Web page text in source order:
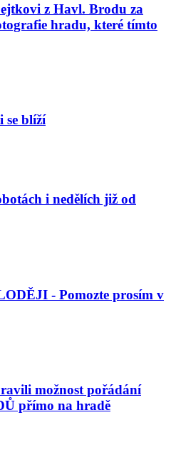
z Havl. Brodu za
hradu, které tímto
se blíží
i nedělích již od
- Pomozte prosím v
možnost pořádání
přímo na hradě